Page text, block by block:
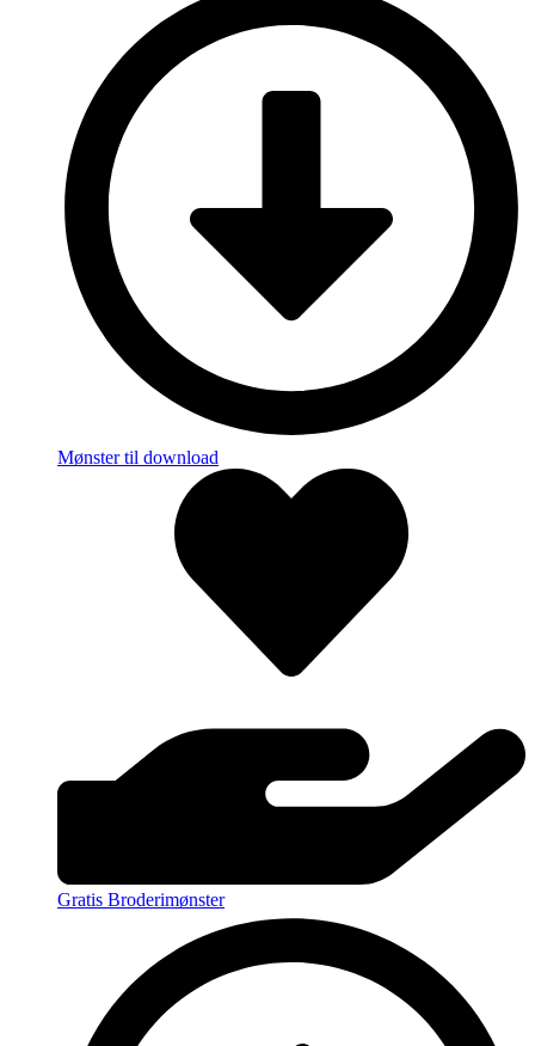
Mønster til download
Gratis Broderimønster